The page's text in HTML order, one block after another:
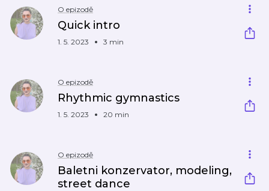
O epizodě
Quick intro
1. 5. 2023 3 min
O epizodě
Rhythmic gymnastics
1. 5. 2023 20 min
O epizodě
Baletni konzervator, modeling,
street dance